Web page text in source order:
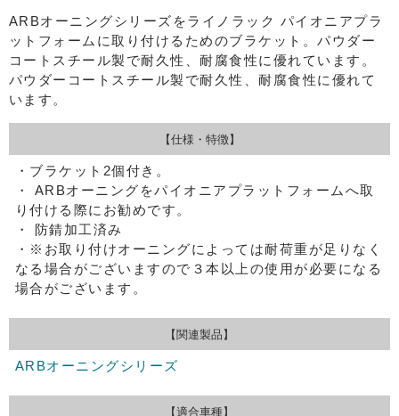
ARBオーニングシリーズをライノラック パイオニアプラ
ットフォームに取り付けるためのブラケット。パウダー
コートスチール製で耐久性、耐腐食性に優れています。
パウダーコートスチール製で耐久性、耐腐食性に優れて
います。
【仕様・特徴】
・ブラケット2個付き。
・ ARBオーニングをパイオニアプラットフォームへ取
り付ける際にお勧めです。
・ 防錆加工済み
・※お取り付けオーニングによっては耐荷重が足りなく
なる場合がございますので３本以上の使用が必要になる
場合がございます。
【関連製品】
ARBオーニングシリーズ
【適合車種】